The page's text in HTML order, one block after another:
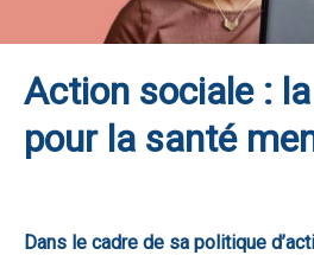
Action sociale :
pour la santé
Dans le cadre de sa politique